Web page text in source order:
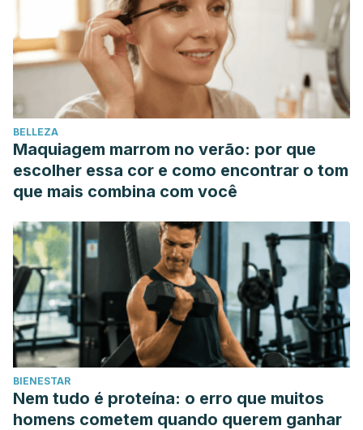
https://doi.org/10.1016/j.anaerobe.2013.11.007
Shen, C. L., von Bergen, V., Chyu, M. C., Jenkins, M. R., Mo,
H., Chen, C. H., & Kwun, I. S. (2012). Fruits and dietary
phytochemicals in bone protection. Nutrition Research.
https://doi.org/10.1016/j.nutres.2012.09.018
Mulvihill, B. (2001). Ruminant meat as a source of
conjugated linoleic acid (CLA). Nutr. Bull.
https://doi.org/10.1046/j.1467-3010.2001.00179.x
BELLEZA
Maquiagem marrom no verão: por que
escolher essa cor e como encontrar o tom
que mais combina com você
BIENESTAR
Nem tudo é proteína: o erro que muitos
homens cometem quando querem ganhar